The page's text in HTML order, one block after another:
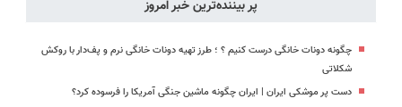
پر بیننده‌ترین خبر امروز
چگونه دونات خانگی درست کنیم ؟ ؛ طرز تهیه دونات خانگی نرم و پف‌دار با روکش
شکلاتی
دست پر موشکی ایران | ایران چگونه ماشین جنگی آمریکا را فرسوده کرد؟